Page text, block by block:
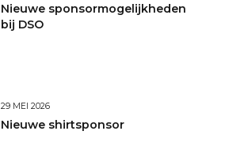
Nieuwe sponsormogelijkheden
bij DSO
29 MEI 2026
Nieuwe shirtsponsor